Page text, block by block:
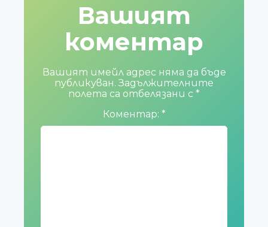
Вашият
коментар
Вашият имейл адрес няма да бъде
публикуван. Задължителните
полета са отбелязани с *
Коментар: *